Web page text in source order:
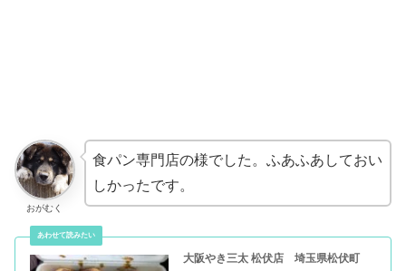
おがむく
食パン専門店の様でした。ふあふあしておい
しかったです。
大阪やき三太 松伏店 埼玉県松伏町